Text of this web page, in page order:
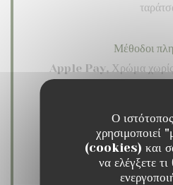
Ο
χρησιμοποιεί
(cookies) και
να ελέγξετε τι
Μέθοδοι
Apple Pay, Χρώμα
Μετρητά, Visa,
Χρεωστική